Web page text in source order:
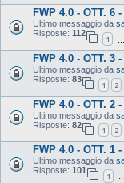
FWP 4.0 - OTT. 6
Ultimo messaggio da
Risposte: 112
1
FWP 4.0 - OTT. 3
Ultimo messaggio da
Risposte: 83
1 2
FWP 4.0 - OTT. 2
Ultimo messaggio da
Risposte: 82
1 2
FWP 4.0 - OTT. 1
Ultimo messaggio da
Risposte: 101
1 …